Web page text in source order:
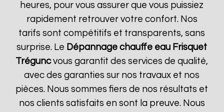
heures, pour vous assurer que vous puissiez
rapidement retrouver votre confort. Nos
tarifs sont compétitifs et transparents, sans
surprise. Le Dépannage chauffe eau Frisquet
Tréguncvous garantit des services de qualité,
avec des garanties sur nos travaux et nos
pièces. Nous sommes fiers de nos résultats et
nos clients satisfaits en sont la preuve. Nous